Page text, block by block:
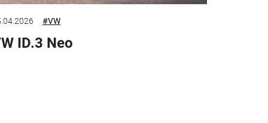
#VW
ID.3 Neo